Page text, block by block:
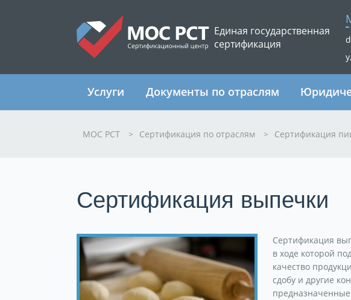
Единая государственная
сертификация
Услуги Документы по отраслям
МОС РСТ > Сертификация по отраслям > Сертификация
Сертификация выпечки
Сертификация
в ходе которой
качество
сдобу и другие